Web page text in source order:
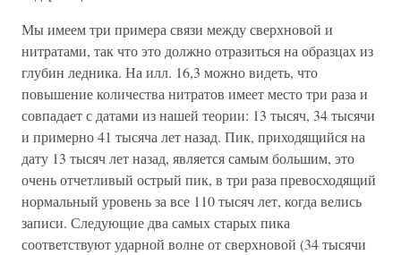
Мы имеем три примера связи между сверхновой и
нитратами, так что это должно отразиться на образцах из
глубин ледника. На илл. 16,3 можно видеть, что
повышение количества нитратов имеет место три раза и
совпадает с датами из нашей теории: 13 тысяч, 34 тысячи
и примерно 41 тысяча лет назад. Пик, приходящийся на
дату 13 тысяч лет назад, является самым большим, это
очень отчетливый острый пик, в три раза превосходящий
нормальный уровень за все 110 тысяч лет, когда велись
записи. Следующие два самых старых пика
соответствуют ударной волне от сверхновой (34 тысячи